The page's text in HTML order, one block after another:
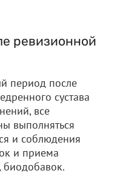
ревизионной
период после
сустава
все
выполняться
и соблюдения
и приема
биодобавок.